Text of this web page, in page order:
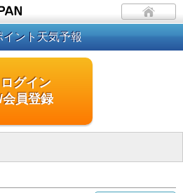
イント天気予報
ログイン
会員登録